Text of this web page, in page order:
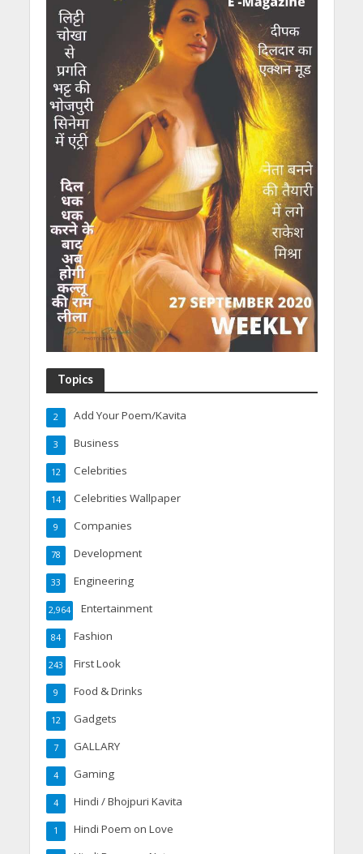
Topics
Add Your Poem/Kavita
2
Business
3
Celebrities
12
Celebrities Wallpaper
14
Companies
9
Development
78
Engineering
33
Entertainment
2,964
Fashion
84
First Look
243
Food & Drinks
9
Gadgets
12
GALLARY
7
Gaming
4
Hindi / Bhojpuri Kavita
4
Hindi Poem on Love
1